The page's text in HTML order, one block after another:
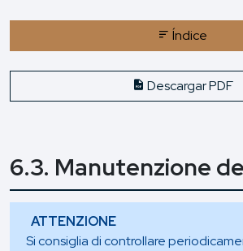
Índice
Descargar PDF
6.3. Manutenzione
ATTENZIONE
Si consiglia di controllare